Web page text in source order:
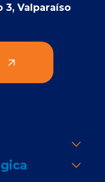
3, Valparaíso